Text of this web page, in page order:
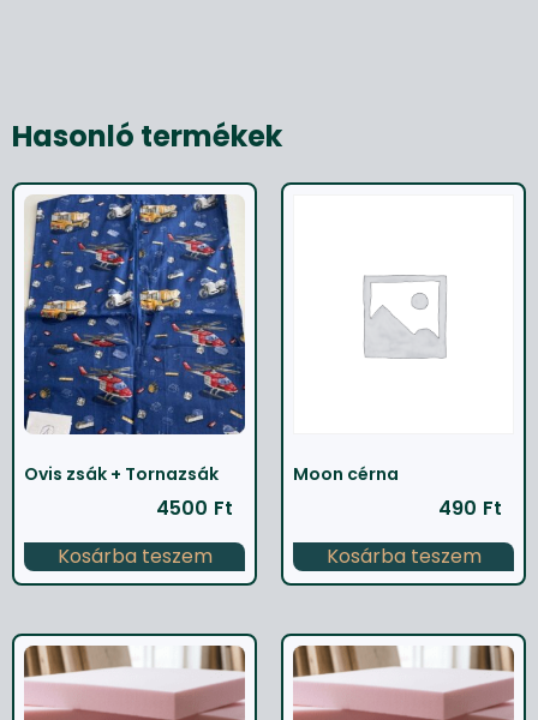
Hasonló termékek
Ovis zsák + Tornazsák
4500 Ft
Kosárba teszem
Moon cérna
490 Ft
Kosárba teszem